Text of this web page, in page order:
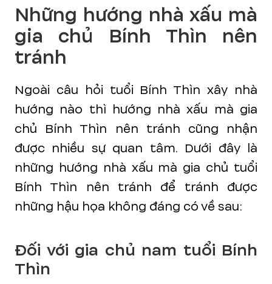
Những hướng nhà xấu mà
gia chủ Bính Thìn nên
tránh
Ngoài câu hỏi tuổi Bính Thìn xây nhà
hướng nào thì hướng nhà xấu mà gia
chủ Bính Thìn nên tránh cũng nhận
được nhiều sự quan tâm. Dưới đây là
những hướng nhà xấu mà gia chủ tuổi
Bính Thìn nên tránh để tránh được
những hậu họa không đáng có về sau:
Đối với gia chủ nam tuổi Bính
Thìn